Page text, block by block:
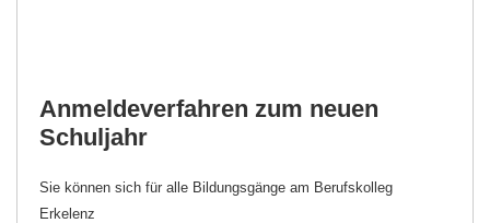
Anmeldeverfahren zum neuen
Schuljahr
Sie können sich für alle Bildungsgänge am Berufskolleg
Erkelenz